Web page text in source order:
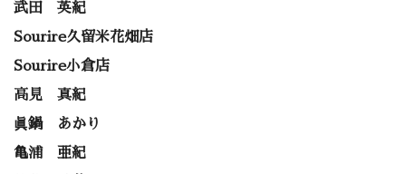
武田 英紀
Sourire久留米花畑店
Sourire小倉店
高見 真紀
眞鍋 あかり
亀浦 亜紀